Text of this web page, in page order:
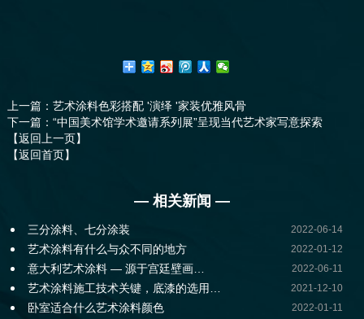
上一篇：艺术涂料色彩搭配 '演绎 '家装优雅风骨
下一篇：“中国美术馆学术邀请系列展”呈现当代艺术家写意探索
【返回上一页】
【返回首页】
— 相关新闻 —
三分涂料、七分涂装 2022-06-14
艺术涂料有什么与众不同的地方 2022-01-12
意大利艺术涂料 — 源于宫廷壁画… 2022-06-11
艺术涂料施工技术关键，底漆的选用… 2021-12-10
卧室适合什么艺术涂料颜色 2022-01-11